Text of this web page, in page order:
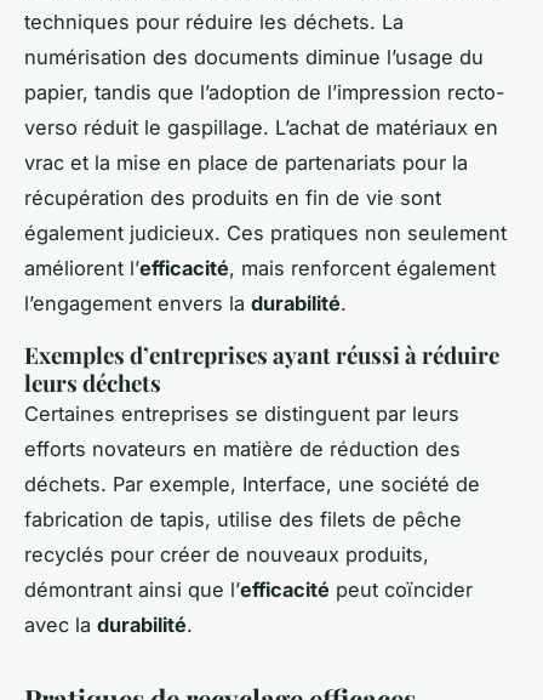
techniques pour réduire les déchets. La
numérisation des documents diminue l’usage du
papier, tandis que l’adoption de l’impression recto-
verso réduit le gaspillage. L’achat de matériaux en
vrac et la mise en place de partenariats pour la
récupération des produits en fin de vie sont
également judicieux. Ces pratiques non seulement
améliorent l’efficacité, mais renforcent également
l’engagement envers la durabilité.
Exemples d’entreprises ayant réussi à réduire
leurs déchets
Certaines entreprises se distinguent par leurs
efforts novateurs en matière de réduction des
déchets. Par exemple, Interface, une société de
fabrication de tapis, utilise des filets de pêche
recyclés pour créer de nouveaux produits,
démontrant ainsi que l’efficacité peut coïncider
avec la durabilité.